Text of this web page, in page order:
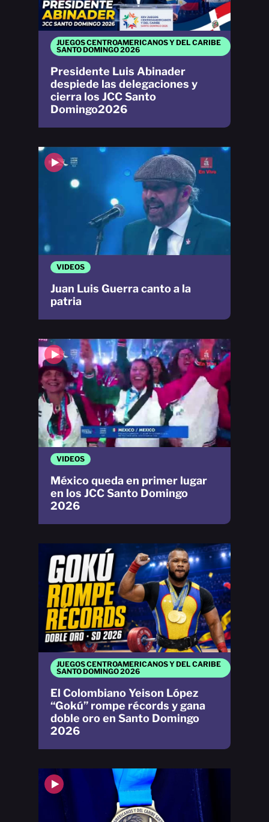
VIDEOS
México queda en primer lugar
en los JCC Santo Domingo
2026
VIDEOS
Juan Luis Guerra canto a la
patria
JUEGOS CENTROAMERICANOS Y DEL CARIBE
SANTO DOMINGO 2026
Presidente Luis Abinader
despiede las delegaciones y
cierra los JCC Santo
Domingo2026
JUEGOS CENTROAMERICANOS Y DEL CARIBE
SANTO DOMINGO 2026
El Colombiano Yeison López
“Gokú” rompe récords y gana
doble oro en Santo Domingo
2026